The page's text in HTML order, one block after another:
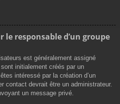
le responsable d’un groupe
est généralement assigné
initialement créés par un
intéressé par la création d’un
contact devrait être un administrateur.
un message privé.